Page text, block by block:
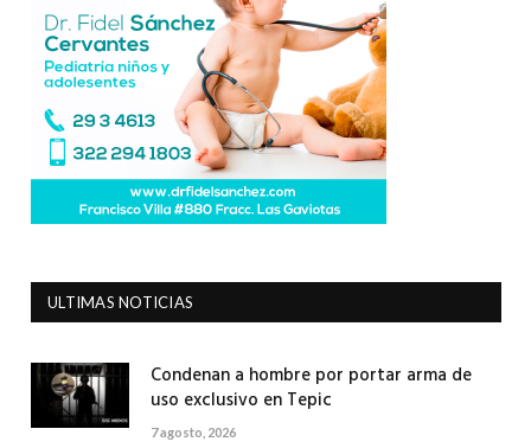
ULTIMAS NOTICIAS
Condenan a hombre por portar arma de
uso exclusivo en Tepic
7 agosto, 2026